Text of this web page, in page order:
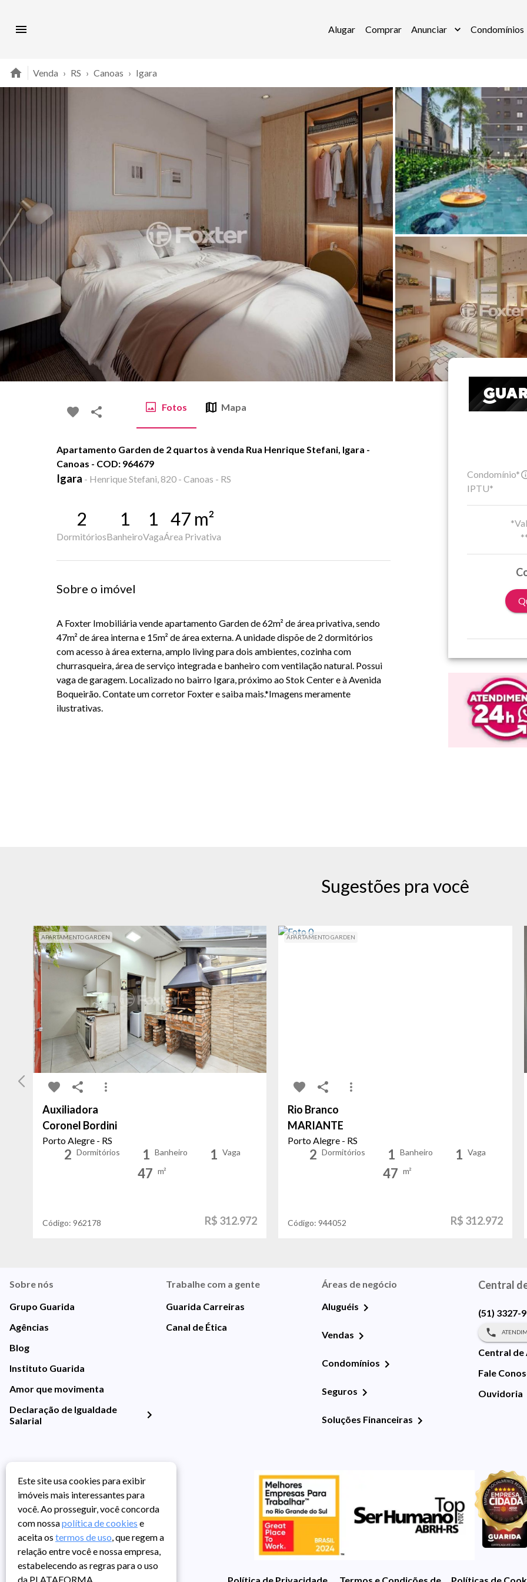
Alugar Comprar Anunciar Condomínios
Venda › RS › Canoas › Igara
Fotos Mapa
Apartamento Garden de 2 quartos à venda Rua Henrique Stefani, Igara -
Canoas - COD: 964679
Igara - Henrique Stefani, 820 - Canoas - RS
2
Dormitórios
1
Banheiro
1
Vaga
47 m²
Área Privativa
Sobre o imóvel
A Foxter Imobiliária vende apartamento Garden de 62m² de área privativa, sendo
47m² de área interna e 15m² de área externa. A unidade dispõe de 2 dormitórios
com acesso à área externa, amplo living para dois ambientes, cozinha com
churrasqueira, área de serviço integrada e banheiro com ventilação natural. Possui
vaga de garagem. Localizado no bairro Igara, próximo ao Stok Center e à Avenida
Boqueirão. Contate um corretor Foxter e saiba mais.*Imagens meramente
ilustrativas.
Condomínio*
IPTU*
Sugestões pra você
APARTAMENTO GARDEN
Auxiliadora
Coronel Bordini
Porto Alegre - RS
2 Dormitórios 1 Banheiro 1 Vaga
47 m²
Código: 962178 R$ 312.972
APARTAMENTO GARDEN
Rio Branco
MARIANTE
Porto Alegre - RS
2 Dormitórios 1 Banheiro 1 Vaga
47 m²
Código:944052 R$ 312.972
Sobre nós
Grupo Guarida
Agências
Blog
Instituto Guarida
Amor que movimenta
Declaração de Igualdade
Salarial
Trabalhe com a gente
Guarida Carreiras
Canal de Ética
Áreas de negócio
Aluguéis
Vendas
Condomínios
Seguros
Soluções Financeiras
Central
(51) 3327-
Central de
Fale
Ouvidoria
Política de Privacidade Termos e Condições de UsoPolíticas de
Este site usa cookies para exibir
imóveis mais interessantes para
você. Ao prosseguir, você concorda
com nossapolítica de cookies e
aceita os termos de uso, que regem a
relação entre você e nossa empresa,
estabelecendo as regras para o uso
da PLATAFORMA.